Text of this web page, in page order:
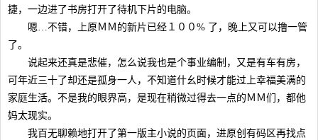
捷，一边进了书房打开了待机下片的电脑。
嗯…不错，上原ＭＭ的新片已经１００% 了，晚上又可以撸一管
了。
说起来还真是悲催，怎么说我也是个事业编制，又是有车有房，
可年近三十了却还是孤身一人，不知道什幺时候才能过上幸福美满的
家庭生活。不是我的眼界高，是现在稍微过得去一点的ＭＭ们，都他
妈太现实。
我百无聊赖地打开了第一版主小说的页面，进原创有码区再找点